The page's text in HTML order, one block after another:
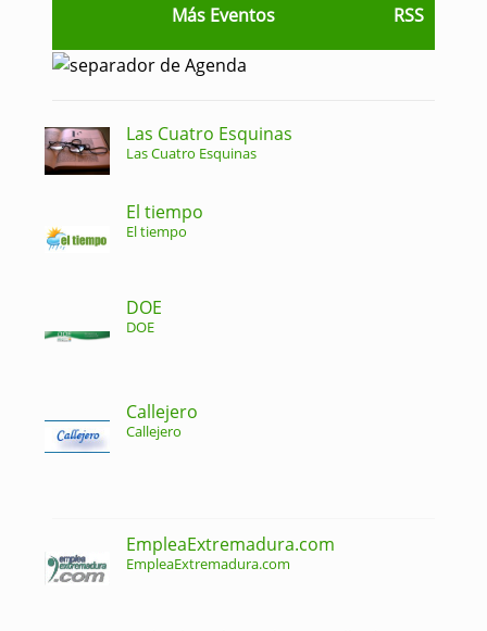
Más Eventos RSS
Las Cuatro Esquinas
Las Cuatro Esquinas
El tiempo
El tiempo
DOE
DOE
Callejero
Callejero
EmpleaExtremadura.com
EmpleaExtremadura.com